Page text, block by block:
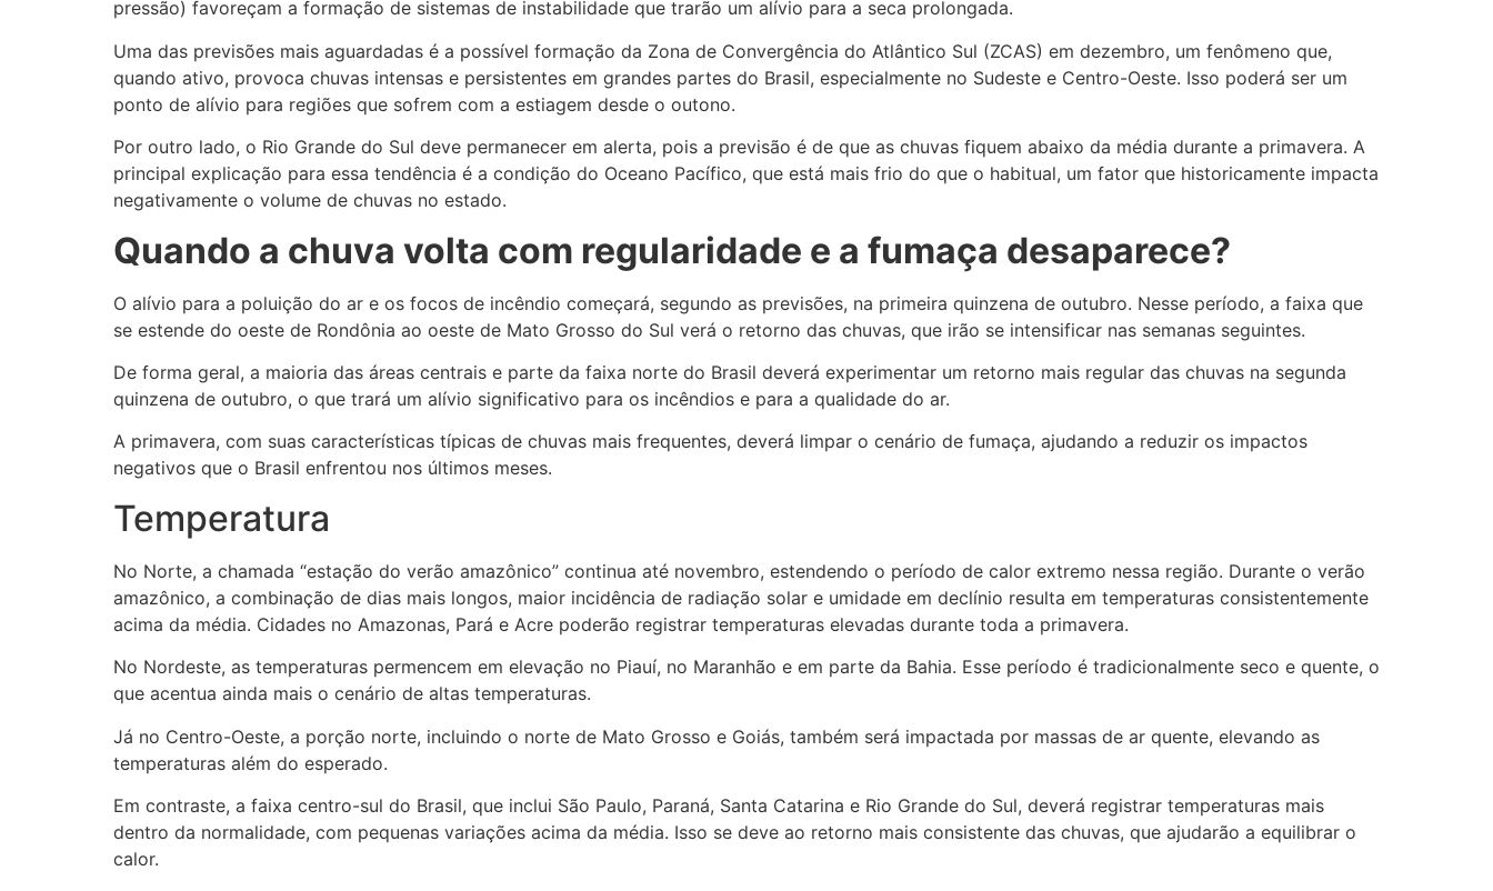
pressão) favoreçam a formação de sistemas de instabilidade que trarão um alívio para a seca prolongada.
Uma das previsões mais aguardadas é a possível formação da Zona de Convergência do Atlântico Sul (ZCAS) em dezembro, um fenômeno que,
quando ativo, provoca chuvas intensas e persistentes em grandes partes do Brasil, especialmente no Sudeste e Centro-Oeste. Isso poderá ser um
ponto de alívio para regiões que sofrem com a estiagem desde o outono.
Por outro lado, o Rio Grande do Sul deve permanecer em alerta, pois a previsão é de que as chuvas fiquem abaixo da média durante a primavera. A
principal explicação para essa tendência é a condição do Oceano Pacífico, que está mais frio do que o habitual, um fator que historicamente impacta
negativamente o volume de chuvas no estado.
Quando a chuva volta com regularidade e a fumaça desaparece?
O alívio para a poluição do ar e os focos de incêndio começará, segundo as previsões, na primeira quinzena de outubro. Nesse período, a faixa que
se estende do oeste de Rondônia ao oeste de Mato Grosso do Sul verá o retorno das chuvas, que irão se intensificar nas semanas seguintes.
De forma geral, a maioria das áreas centrais e parte da faixa norte do Brasil deverá experimentar um retorno mais regular das chuvas na segunda
quinzena de outubro, o que trará um alívio significativo para os incêndios e para a qualidade do ar.
A primavera, com suas características típicas de chuvas mais frequentes, deverá limpar o cenário de fumaça, ajudando a reduzir os impactos
negativos que o Brasil enfrentou nos últimos meses.
Temperatura
No Norte, a chamada “estação do verão amazônico” continua até novembro, estendendo o período de calor extremo nessa região. Durante o verão
amazônico, a combinação de dias mais longos, maior incidência de radiação solar e umidade em declínio resulta em temperaturas consistentemente
acima da média. Cidades no Amazonas, Pará e Acre poderão registrar temperaturas elevadas durante toda a primavera.
No Nordeste, as temperaturas permencem em elevação no Piauí, no Maranhão e em parte da Bahia. Esse período é tradicionalmente seco e quente, o
que acentua ainda mais o cenário de altas temperaturas.
Já no Centro-Oeste, a porção norte, incluindo o norte de Mato Grosso e Goiás, também será impactada por massas de ar quente, elevando as
temperaturas além do esperado.
Em contraste, a faixa centro-sul do Brasil, que inclui São Paulo, Paraná, Santa Catarina e Rio Grande do Sul, deverá registrar temperaturas mais
dentro da normalidade, com pequenas variações acima da média. Isso se deve ao retorno mais consistente das chuvas, que ajudarão a equilibrar o
calor.